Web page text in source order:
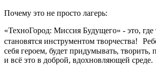
Почему это не просто лагерь:
«ТехноГород: Миссия Будущего» - это, где
становятся инструментом творчества!
себя героем, будет придумывать,
и всё это в доброй, вдохновляющей среде.